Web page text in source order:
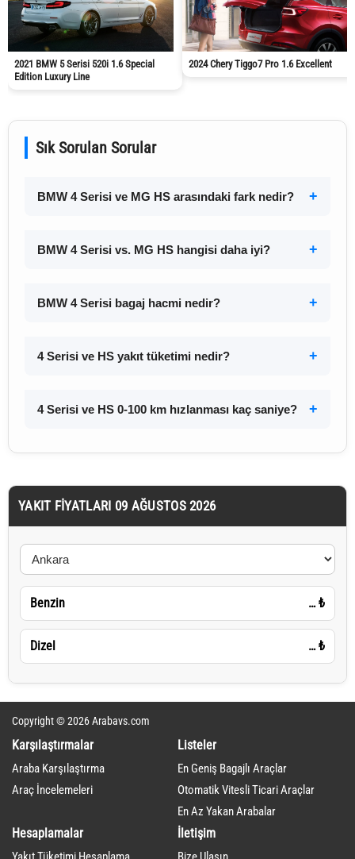
2021 BMW 5 Serisi 520i 1.6 Special
Edition Luxury Line
2024 Chery Tiggo7 Pro 1.6 Excellent
Sık Sorulan Sorular
BMW 4 Serisi ve MG HS arasındaki fark nedir?
BMW 4 Serisi vs. MG HS hangisi daha iyi?
BMW 4 Serisi bagaj hacmi nedir?
4 Serisi ve HS yakıt tüketimi nedir?
4 Serisi ve HS 0-100 km hızlanması kaç saniye?
YAKIT FIYATLARI 09 AĞUSTOS 2026
Benzin … ₺
Dizel … ₺
Copyright © 2026 Arabavs.com
Karşılaştırmalar
Araba Karşılaştırma
Araç İncelemeleri
Listeler
En Geniş Bagajlı Araçlar
Otomatik Vitesli Ticari Araçlar
En Az Yakan Arabalar
Hesaplamalar İletişim